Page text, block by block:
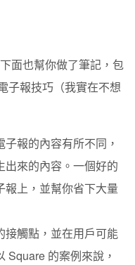
面也幫你做了筆記，包
子報技巧（我實在不想
報的內容有所不同，
來的內容。一個好的
報上，並幫你省下大量
接觸點，並在用戶可能
Square 的案例來說，